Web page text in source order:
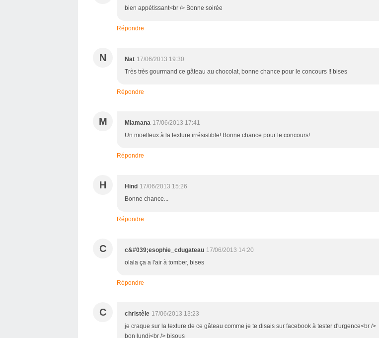
bien appétissant<br /> Bonne soirée
Répondre
N Nat 17/06/2013 19:30
Très très gourmand ce gâteau au chocolat, bonne chance pour le concours !! bises
Répondre
M Miamana 17/06/2013 17:41
Un moelleux à la texture irrésistible! Bonne chance pour le concours!
Répondre
H Hind 17/06/2013 15:26
Bonne chance...
Répondre
C c&#039;esophie_cdugateau 17/06/2013 14:20
olala ça a l'air à tomber, bises
Répondre
C christèle 17/06/2013 13:23
je craque sur la texture de ce gâteau comme je te disais sur facebook à tester d'urgence<br />
bon lundi<br /> bisous